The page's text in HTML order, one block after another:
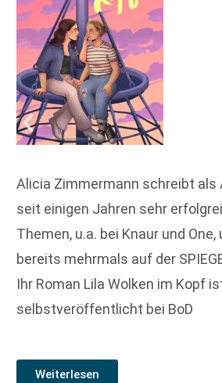
Alicia Zimmermann schreibt
seit einigen Jahren sehr
Themen, u.a. bei Knaur und
bereits mehrmals auf der
Ihr Roman Lila Wolken im Kopf
selbstveröffentlicht bei BoD
Weiterlesen